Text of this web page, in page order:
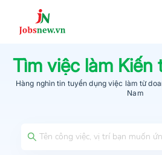
Tìm việc làm Kiến
Hàng nghìn tin tuyển dụng việc làm từ
Nam